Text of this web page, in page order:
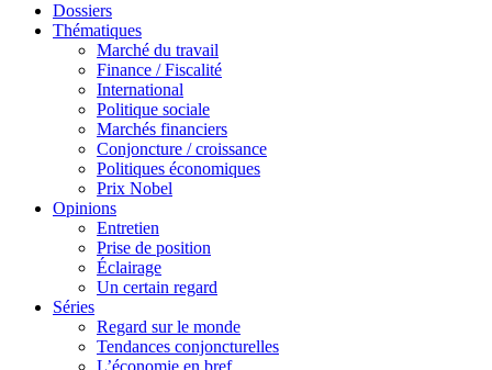
Dossiers
Thématiques
Marché du travail
Finance / Fiscalité
International
Politique sociale
Marchés financiers
Conjoncture / croissance
Politiques économiques
Prix Nobel
Opinions
Entretien
Prise de position
Éclairage
Un certain regard
Séries
Regard sur le monde
Tendances conjoncturelles